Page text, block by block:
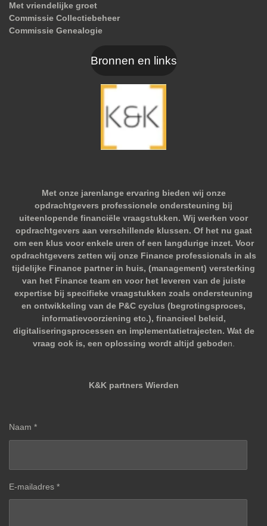
Met vriendelijke groet
Commissie Collectiebeheer
Commissie Genealogie
Bronnen en links
Met onze jarenlange ervaring bieden wij onze
opdrachtgevers professionele ondersteuning bij
uiteenlopende financiële vraagstukken. Wij werken voor
opdrachtgevers aan verschillende klussen. Of het nu gaat
om een klus voor enkele uren of een langdurige inzet. Voor
opdrachtgevers zetten wij onze Finance professionals in als
tijdelijke Finance partner in huis, (management) versterking
van het Finance team en voor het leveren van de juiste
expertise bij specifieke vraagstukken zoals ondersteuning
en ontwikkeling van de P&C cyclus (begrotingsproces,
informatievoorziening etc.), financieel beleid,
digitaliseringsprocessen en implementatietrajecten. Wat de
vraag ook is, een oplossing wordt altijd geboden.
K&K partners Wierden
Naam *
E-mailadres *